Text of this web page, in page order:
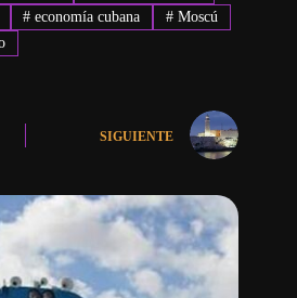
# economía cubana # Moscú
SIGUIENTE